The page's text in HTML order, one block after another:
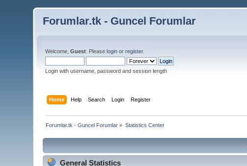
Forumlar.tk - Guncel Forumlar
Welcome,Guest . Pleaselogin orregister.
Login with username, password and session length
Home Help Search Login Register
Forumlar.tk - Guncel Forumlar » Statistics Center
General Statistics